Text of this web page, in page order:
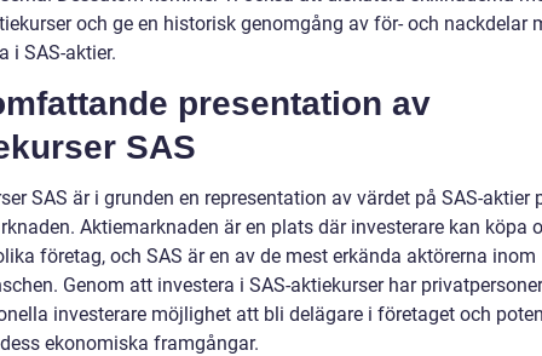
och ge en historisk genomgång av för- och nackdelar
i SAS-aktier.
presentation av
SAS
SAS är i grunden en representation av värdet på SAS-aktier
Aktiemarknaden är en plats där investerare kan köpa
företag, och SAS är en av de mest erkända aktörerna inom
Genom att investera i SAS-aktiekurser har
investerare möjlighet att bli delägare i företaget och
ekonomiska framgångar.